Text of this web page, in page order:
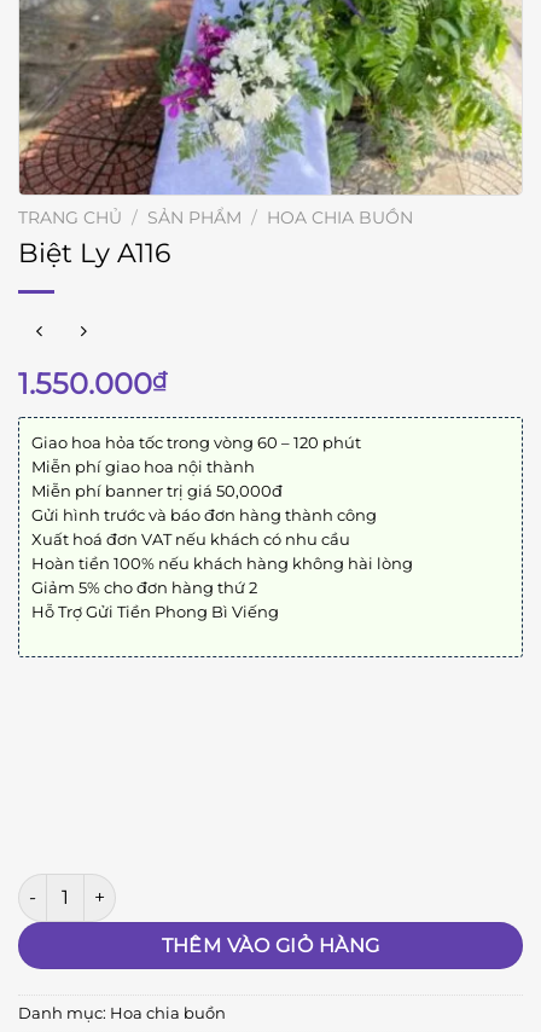
TRANG CHỦ / SẢN PHẨM / HOA CHIA BUỒN
Biệt Ly A116
1.550.000₫
Giao hoa hỏa tốc trong vòng 60 – 120 phút
Miễn phí giao hoa nội thành
Miễn phí banner trị giá 50,000đ
Gửi hình trước và báo đơn hàng thành công
Xuất hoá đơn VAT nếu khách có nhu cầu
Hoàn tiền 100% nếu khách hàng không hài lòng
Giảm 5% cho đơn hàng thứ 2
Hỗ Trợ Gửi Tiền Phong Bì Viếng
Biệt Ly A116 số lượng
THÊM VÀO GIỎ HÀNG
Danh mục: Hoa chia buồn